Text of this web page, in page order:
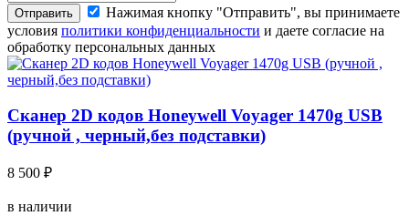
Отправить
Нажимая кнопку "Отправить", вы принимаете
условия политики конфиденциальности и даете согласие на
обработку персональных данных
Сканер 2D кодов Honeywell Voyager 1470g USB
(ручной , черный,без подставки)
8 500 ₽
в наличии